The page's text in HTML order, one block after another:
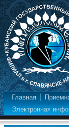
Главная
Электронная